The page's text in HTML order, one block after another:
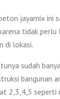
jayamix ini
tidak perlu
di lokasi.
sudah
bangunan
2,3,4,5 seperti